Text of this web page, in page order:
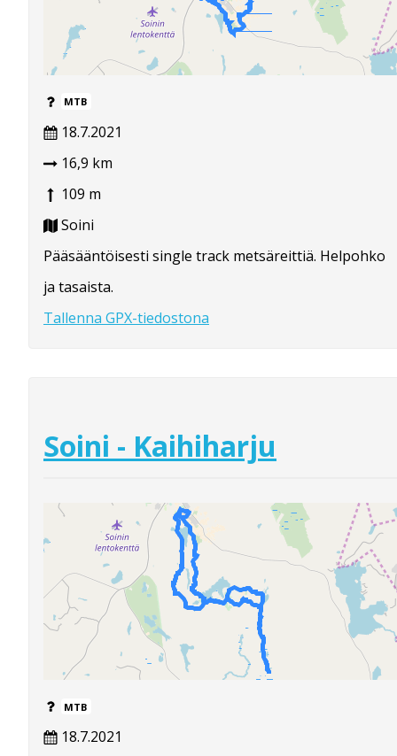
MTB
18.7.2021
16,9 km
109 m
Soini
Pääsääntöisesti single track metsäreittiä. Helpohko
ja tasaista.
Tallenna GPX-tiedostona
Soini - Kaihiharju
MTB
18.7.2021